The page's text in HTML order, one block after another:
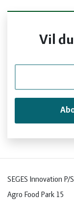
Økonomi
og
ledelse
Øvrige
dyr
ledelse
dyr
Vil
SEGES Innovation P/S
Agro Food Park 15